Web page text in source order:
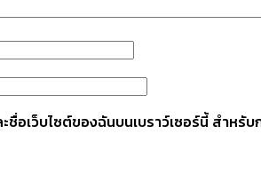
ชื่อเว็บไซต์ของฉันบนเบราว์เซอร์นี้ สำหรั